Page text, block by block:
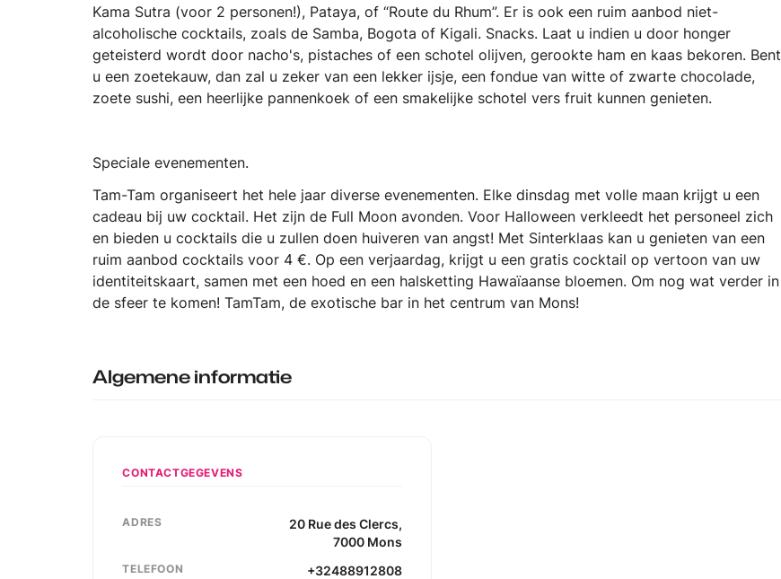
Kama Sutra (voor 2 personen!), Pataya, of “Route du Rhum”. Er is ook een ruim aanbod niet-
alcoholische cocktails, zoals de Samba, Bogota of Kigali. Snacks. Laat u indien u door honger
geteisterd wordt door nacho's, pistaches of een schotel olijven, gerookte ham en kaas bekoren. Bent
u een zoetekauw, dan zal u zeker van een lekker ijsje, een fondue van witte of zwarte chocolade,
zoete sushi, een heerlijke pannenkoek of een smakelijke schotel vers fruit kunnen genieten.
Speciale evenementen.
Tam-Tam organiseert het hele jaar diverse evenementen. Elke dinsdag met volle maan krijgt u een
cadeau bij uw cocktail. Het zijn de Full Moon avonden. Voor Halloween verkleedt het personeel zich
en bieden u cocktails die u zullen doen huiveren van angst! Met Sinterklaas kan u genieten van een
ruim aanbod cocktails voor 4 €. Op een verjaardag, krijgt u een gratis cocktail op vertoon van uw
identiteitskaart, samen met een hoed en een halsketting Hawaïaanse bloemen. Om nog wat verder in
de sfeer te komen! TamTam, de exotische bar in het centrum van Mons!
Algemene informatie
CONTACTGEGEVENS
ADRES 20 Rue des Clercs,
7000 Mons
TELEFOON +32488912808